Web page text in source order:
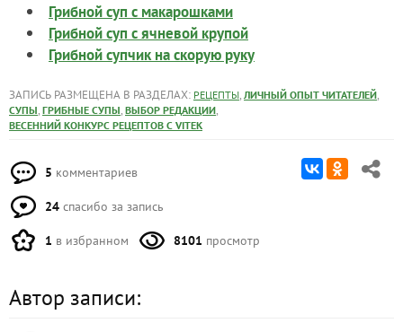
Грибной суп с макарошками
Грибной суп с ячневой крупой
Грибной супчик на скорую руку
ЗАПИСЬ РАЗМЕЩЕНА В РАЗДЕЛАХ: РЕЦЕПТЫ, ЛИЧНЫЙ ОПЫТ ЧИТАТЕЛЕЙ,
СУПЫ, ГРИБНЫЕ СУПЫ, ВЫБОР РЕДАКЦИИ,
ВЕСЕННИЙ КОНКУРС РЕЦЕПТОВ С VITEK
5 комментариев
24 спасибо за запись
1 в избранном 8101 просмотр
Автор записи: